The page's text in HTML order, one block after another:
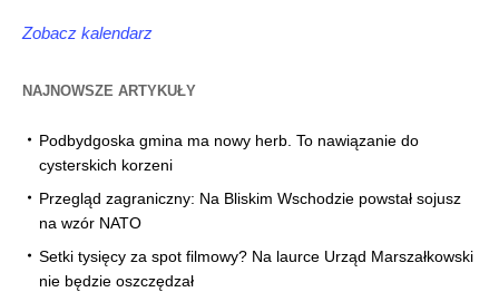
Zobacz kalendarz
NAJNOWSZE ARTYKUŁY
Podbydgoska gmina ma nowy herb. To nawiązanie do
cysterskich korzeni
Przegląd zagraniczny: Na Bliskim Wschodzie powstał sojusz
na wzór NATO
Setki tysięcy za spot filmowy? Na laurce Urząd Marszałkowski
nie będzie oszczędzał